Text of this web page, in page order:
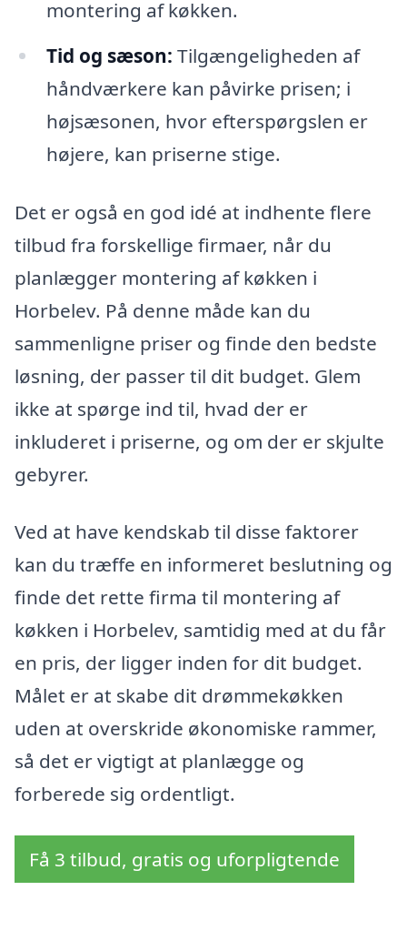
montering af køkken.
Tid og sæson: Tilgængeligheden af
håndværkere kan påvirke prisen; i
højsæsonen, hvor efterspørgslen er
højere, kan priserne stige.
Det er også en god idé at indhente flere
tilbud fra forskellige firmaer, når du
planlægger montering af køkken i
Horbelev. På denne måde kan du
sammenligne priser og finde den bedste
løsning, der passer til dit budget. Glem
ikke at spørge ind til, hvad der er
inkluderet i priserne, og om der er skjulte
gebyrer.
Ved at have kendskab til disse faktorer
kan du træffe en informeret beslutning og
finde det rette firma til montering af
køkken i Horbelev, samtidig med at du får
en pris, der ligger inden for dit budget.
Målet er at skabe dit drømmekøkken
uden at overskride økonomiske rammer,
så det er vigtigt at planlægge og
forberede sig ordentligt.
Få 3 tilbud, gratis og uforpligtende